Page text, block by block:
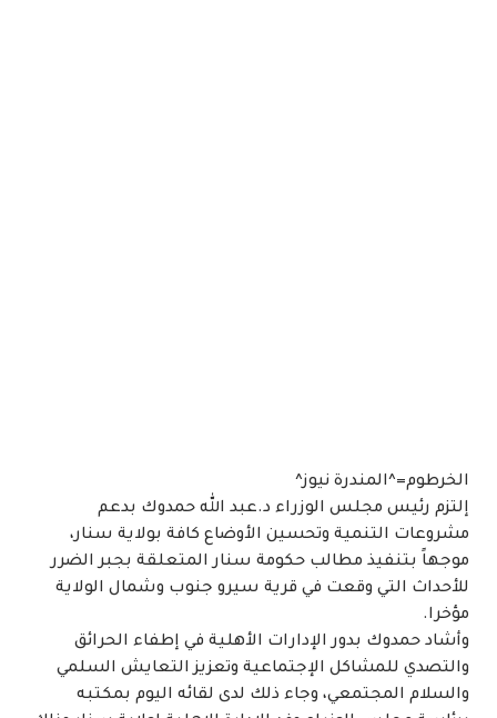
الخرطوم=^المندرة نيوز^
إلتزم رئيس مجلس الوزراء د.عبد الله حمدوك بدعم
مشروعات التنمية وتحسين الأوضاع كافة بولاية سنار،
موجهاً بتنفيذ مطالب حكومة سنار المتعلقة بجبر الضرر
للأحداث التي وقعت في قرية سيرو جنوب وشمال الولاية
مؤخرا.
وأشاد حمدوك بدور الإدارات الأهلية في إطفاء الحرائق
والتصدي للمشاكل الإجتماعية وتعزيز التعايش السلمي
والسلام المجتمعي، وجاء ذلك لدى لقائه اليوم بمكتبه